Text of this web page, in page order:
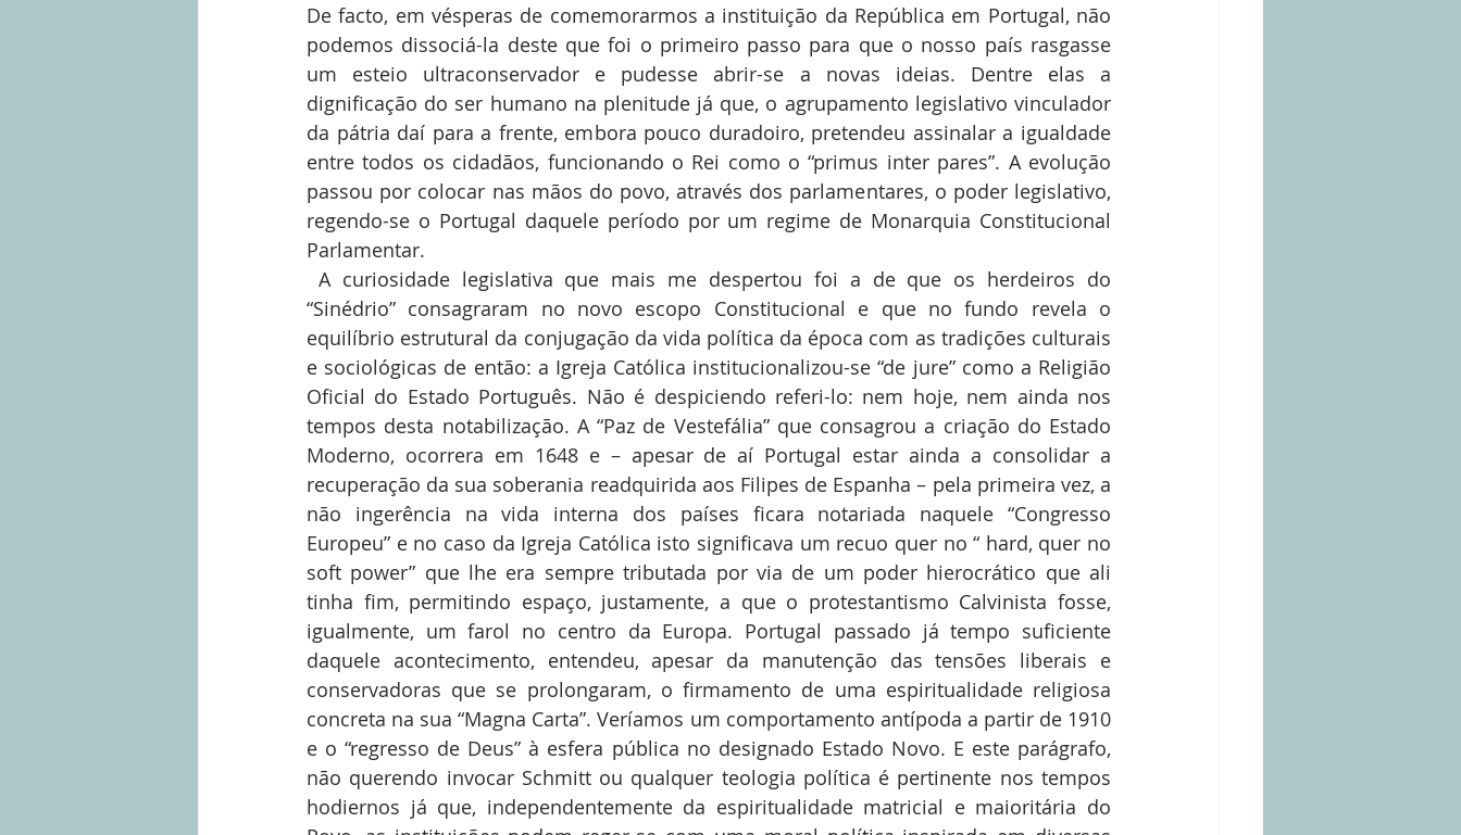
De facto, em vésperas de comemorarmos a instituição da República em Portugal, não
podemos dissociá-la deste que foi o primeiro passo para que o nosso país rasgasse
um esteio ultraconservador e pudesse abrir-se a novas ideias. Dentre elas a
dignificação do ser humano na plenitude já que, o agrupamento legislativo vinculador
da pátria daí para a frente, embora pouco duradoiro, pretendeu assinalar a igualdade
entre todos os cidadãos, funcionando o Rei como o “primus inter pares”. A evolução
passou por colocar nas mãos do povo, através dos parlamentares, o poder legislativo,
regendo-se o Portugal daquele período por um regime de Monarquia Constitucional
Parlamentar.
“Sinédrio” consagraram no novo escopo Constitucional e que no fundo revela o
equilíbrio estrutural da conjugação da vida política da época com as tradições culturais
e sociológicas de então: a Igreja Católica institucionalizou-se “de jure” como a Religião
Oficial do Estado Português. Não é despiciendo referi-lo: nem hoje, nem ainda nos
tempos desta notabilização. A “Paz de Vestefália” que consagrou a criação do Estado
Moderno, ocorrera em 1648 e – apesar de aí Portugal estar ainda a consolidar a
recuperação da sua soberania readquirida aos Filipes de Espanha – pela primeira vez, a
não ingerência na vida interna dos países ficara notariada naquele “Congresso
Europeu” e no caso da Igreja Católica isto significava um recuo quer no “ hard, quer no
soft power” que lhe era sempre tributada por via de um poder hierocrático que ali
tinha fim, permitindo espaço, justamente, a que o protestantismo Calvinista fosse,
igualmente, um farol no centro da Europa. Portugal passado já tempo suficiente
daquele acontecimento, entendeu, apesar da manutenção das tensões liberais e
conservadoras que se prolongaram, o firmamento de uma espiritualidade religiosa
concreta na sua “Magna Carta”. Veríamos um comportamento antípoda a partir de 1910
e o “regresso de Deus” à esfera pública no designado Estado Novo. E este parágrafo,
não querendo invocar Schmitt ou qualquer teologia política é pertinente nos tempos
hodiernos já que, independentemente da espiritualidade matricial e maioritária do